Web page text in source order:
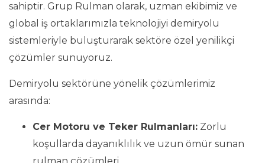
sahiptir. Grup Rulman olarak, uzman ekibimiz ve
global iş ortaklarımızla teknolojiyi demiryolu
sistemleriyle buluşturarak sektöre özel yenilikçi
çözümler sunuyoruz.
Demiryolu sektörüne yönelik çözümlerimiz
arasında:
Cer Motoru ve Teker Rulmanları: Zorlu
koşullarda dayanıklılık ve uzun ömür sunan